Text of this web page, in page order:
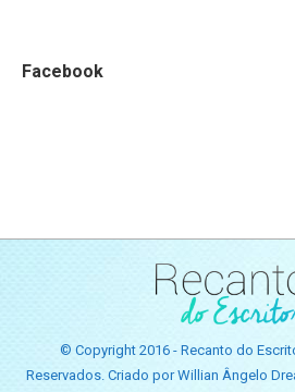
Facebook
© Copyright 2016 - Recanto do
Reservados. Criado por Willian Ângelo